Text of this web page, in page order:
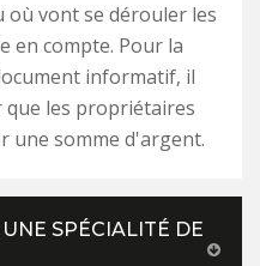
où vont se dérouler les
en compte. Pour la
informatif, il
que les propriétaires
une somme d'argent.
SPÉCIALITÉ DE